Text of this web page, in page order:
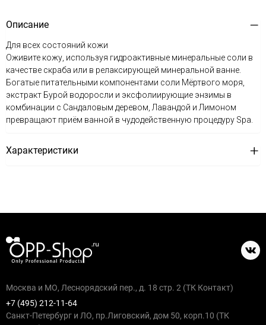
Описание
Для всех состояний кожи
Оживите кожу, используя гидроактивные минеральные соли в
качестве скраба или в релаксирующей минеральной ванне.
Богатые питательными компонентами соли Мёртвого моря,
экстракт Бурой водоросли и эксфолиирующие энзимы в
комбинации с Сандаловым деревом, Лавандой и Лимоном
превращают приём ванной в чудодейственную процедуру Spa.
Характеристики
Москва и МО, Леснорядский пер., д. 18 стр. 2 (ТК Контакт)
+7 (495) 212-11-64
Санкт-Петербург и ЛО, пр.Лиговский, дом 50, корп.10 (ТК